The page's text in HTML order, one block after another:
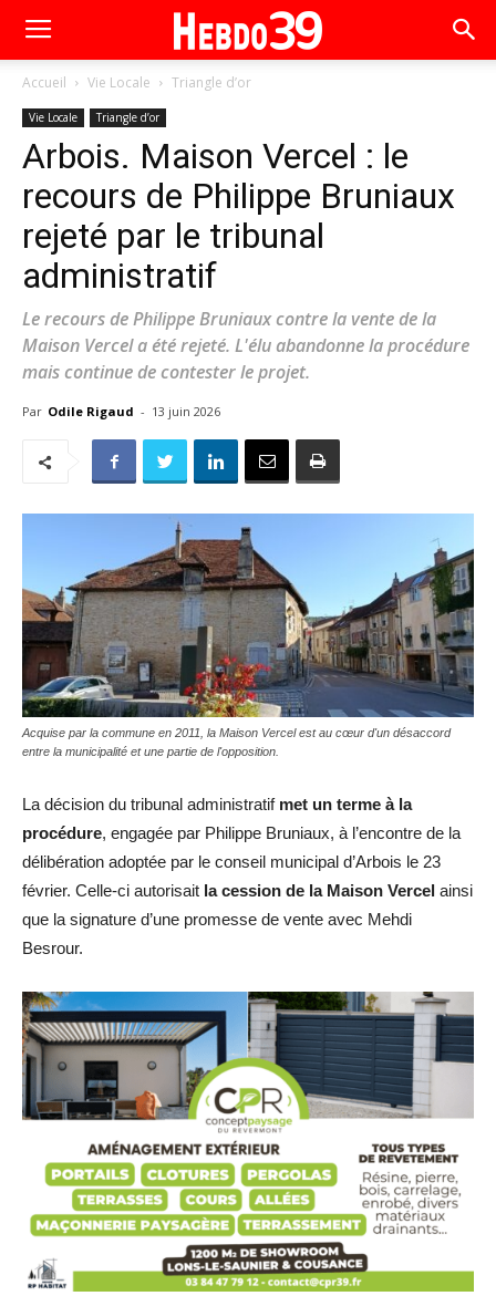
Accueil Vie Locale Triangle d’or
Vie Locale Triangle d’or
Arbois. Maison Vercel : le
recours de Philippe Bruniaux
rejeté par le tribunal
administratif
Le recours de Philippe Bruniaux contre la vente de la
Maison Vercel a été rejeté. L'élu abandonne la procédure
mais continue de contester le projet.
Par Odile Rigaud - 13 juin 2026
Acquise par la commune en 2011, la Maison Vercel est au cœur d'un désaccord
entre la municipalité et une partie de l'opposition.
La décision du tribunal administratif met un terme à la
procédure, engagée par Philippe Bruniaux, à l’encontre de la
délibération adoptée par le conseil municipal d’Arbois le 23
février. Celle-ci autorisait la cession de la Maison Vercel ainsi
que la signature d’une promesse de vente avec Mehdi
Besrour.